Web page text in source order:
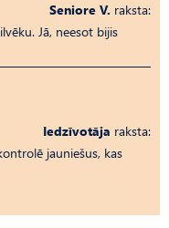
Seniore V. raksta:
Jā, neesot bijis
Iedzīvotāja raksta:
jauniešus, kas